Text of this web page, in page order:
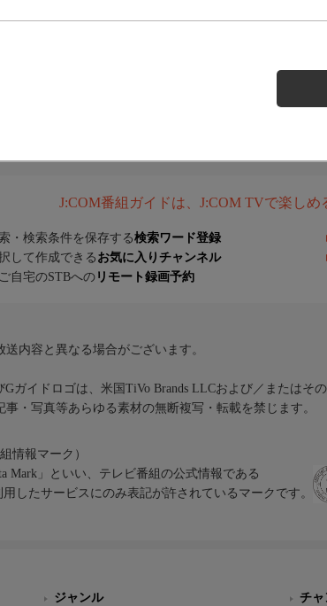
J:COM番組ガイドは、J:COM TVで楽し
・検索条件を保存する検索ワード登録
して作成できる お気に入りチャンネル
自宅のSTBへの リモート録画予約
内容と異なる場合がございます。
ガイドロゴは、米国TiVo Brands LLCおよび／またはそ
・写真等あらゆる素材の無断複写・転載を禁じます。
情報マーク）
Mark」といい、テレビ番組の公式情報である
用したサービスにのみ表記が許されているマークです。
ジャンル
チャ